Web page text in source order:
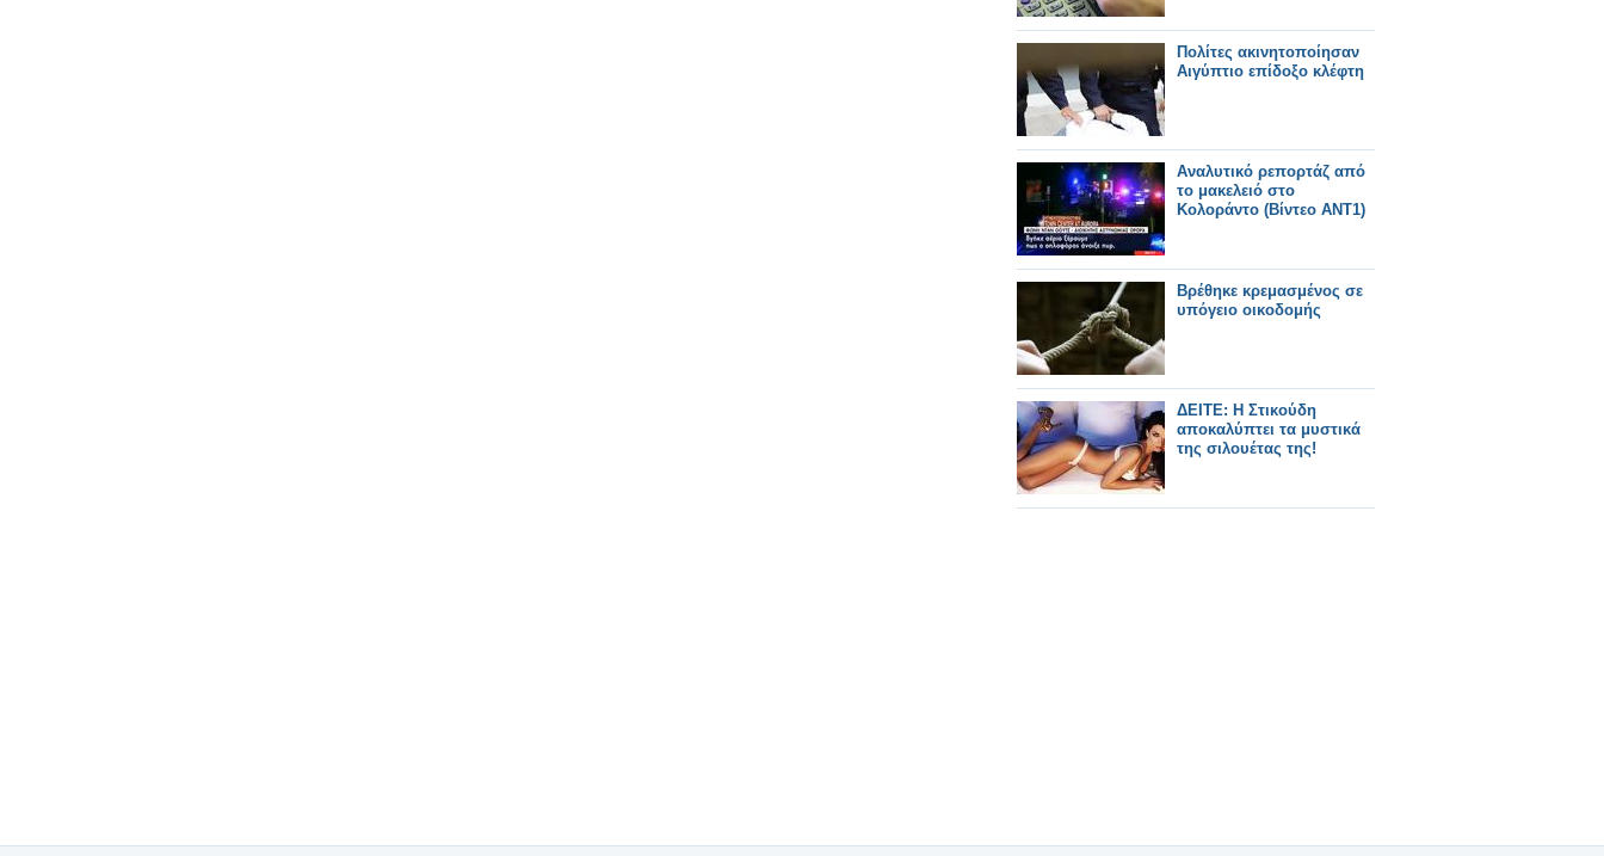
Πολίτες ακινητοποίησαν
Αιγύπτιο επίδοξο κλέφτη
Αναλυτικό ρεπορτάζ από
το μακελειό στο
Κολοράντο (Βίντεο ΑΝΤ1)
Βρέθηκε κρεμασμένος σε
υπόγειο οικοδομής
ΔΕΙΤΕ: Η Στικούδη
αποκαλύπτει τα μυστικά
της σιλουέτας της!